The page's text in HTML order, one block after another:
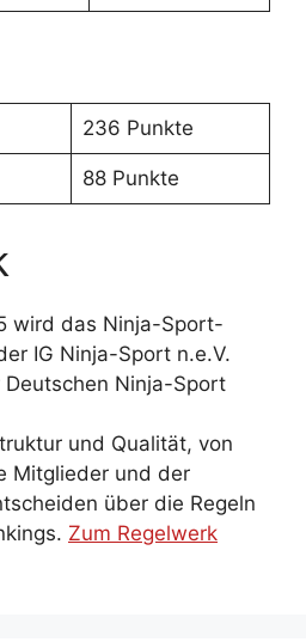
236 Punkte
88 Punkte
wird das Ninja-Sport-
IG Ninja-Sport n.e.V.
Ninja-Sport
und Qualität, von
Mitglieder und der
über die Regeln
Zum Regelwerk